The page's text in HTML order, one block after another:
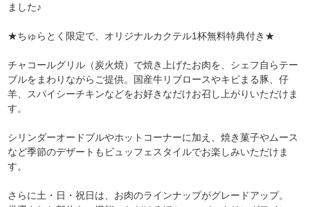
ました♪
★ちゅらとく限定で、オリジナルカクテル1杯無料特典付き★
チャコールグリル（炭火焼）で焼き上げたお肉を、シェフ自らテー
ブルをまわりながらご提供。国産牛リブロースやキビまる豚、仔
羊、スパイシーチキンなどをお好きなだけお召し上がりいただけま
す。
シリンダーオードブルやホットコーナーに加え、焼き菓子やムース
など季節のデザートもビュッフェスタイルでお楽しみいただけま
す。
さらに土・日・祝日は、お肉のラインナップがグレードアップ。